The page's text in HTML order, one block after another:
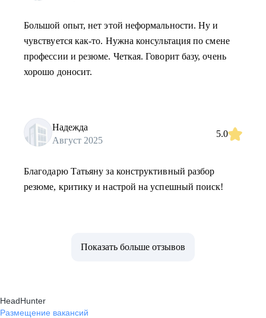
Большой опыт, нет этой неформальности. Ну и
чувствуется как-то. Нужна консультация по смене
профессии и резюме. Четкая. Говорит базу, очень
хорошо доносит.
Надежда
Август 2025
5.0
Благодарю Татьяну за конструктивный разбор
резюме, критику и настрой на успешный поиск!
Показать больше отзывов
HeadHunter
Размещение вакансий